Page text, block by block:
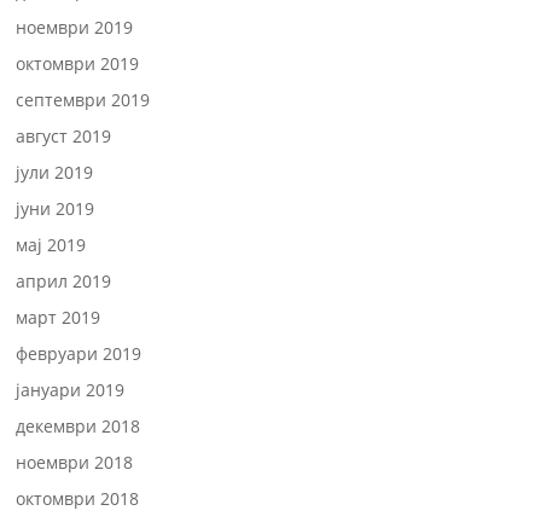
ноември 2019
октомври 2019
септември 2019
август 2019
јули 2019
јуни 2019
мај 2019
април 2019
март 2019
февруари 2019
јануари 2019
декември 2018
ноември 2018
октомври 2018